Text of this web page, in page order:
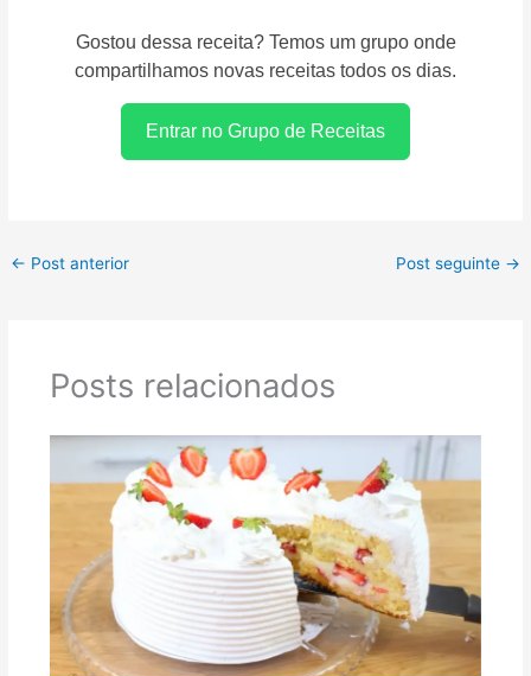
Gostou dessa receita? Temos um grupo onde
compartilhamos novas receitas todos os dias.
Entrar no Grupo de Receitas
← Post anterior Post seguinte →
Posts relacionados